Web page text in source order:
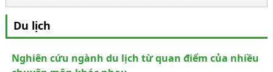
Du lịch
Nghiên cứu ngành du lịch từ quan điểm của nhiều